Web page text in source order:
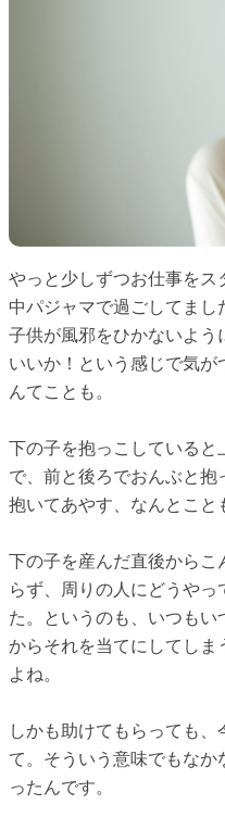
やっと少しずつお仕事を
中パジャマで過ごしてま
子供が風邪をひかないよ
いいか！という感じで気が
んてことも。
下の子を抱っこしている
で、前と後ろでおんぶと抱
抱いてあやす、なんとこと
下の子を産んだ直後から
らず、周りの人にどうや
た。というのも、いつも
からそれを当てにしてし
よね。
しかも助けてもらっても、
て。そういう意味でもな
ったんです。